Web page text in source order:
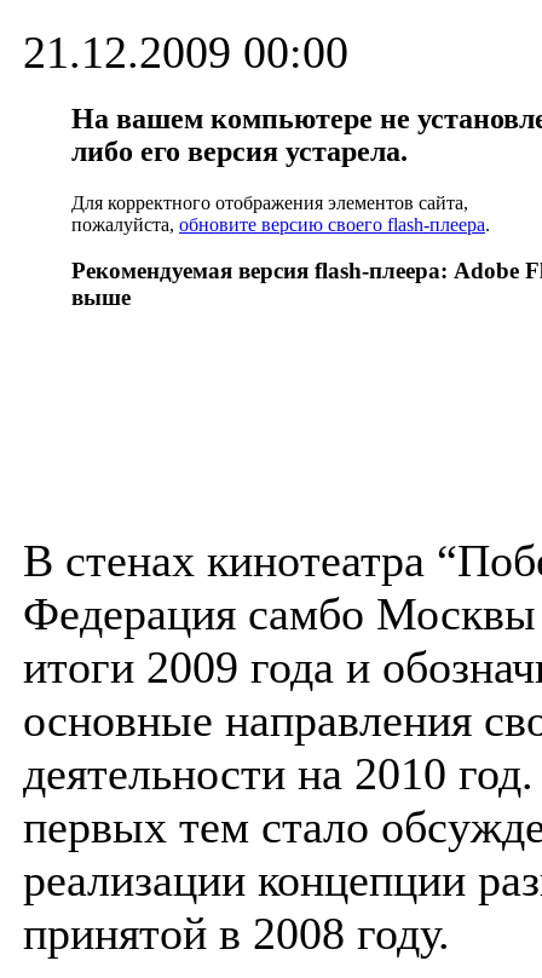
21.12.2009 00:00
На вашем компьютере не
либо его версия устарела.
Для корректного отображения элементов сайта,
пожалуйста, обновите версию своего flash-плеера.
Рекомендуемая версия flash-плеера: Adobe
выше
В стенах кинотеатра
Федерация самбо Москвы
итоги 2009 года и
основные направления
деятельности на 2010
первых тем стало
реализации концепции
принятой в 2008 году.